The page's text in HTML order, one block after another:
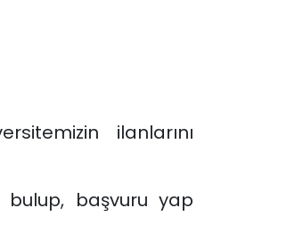
ilanlarını
bulup, başvuru yap